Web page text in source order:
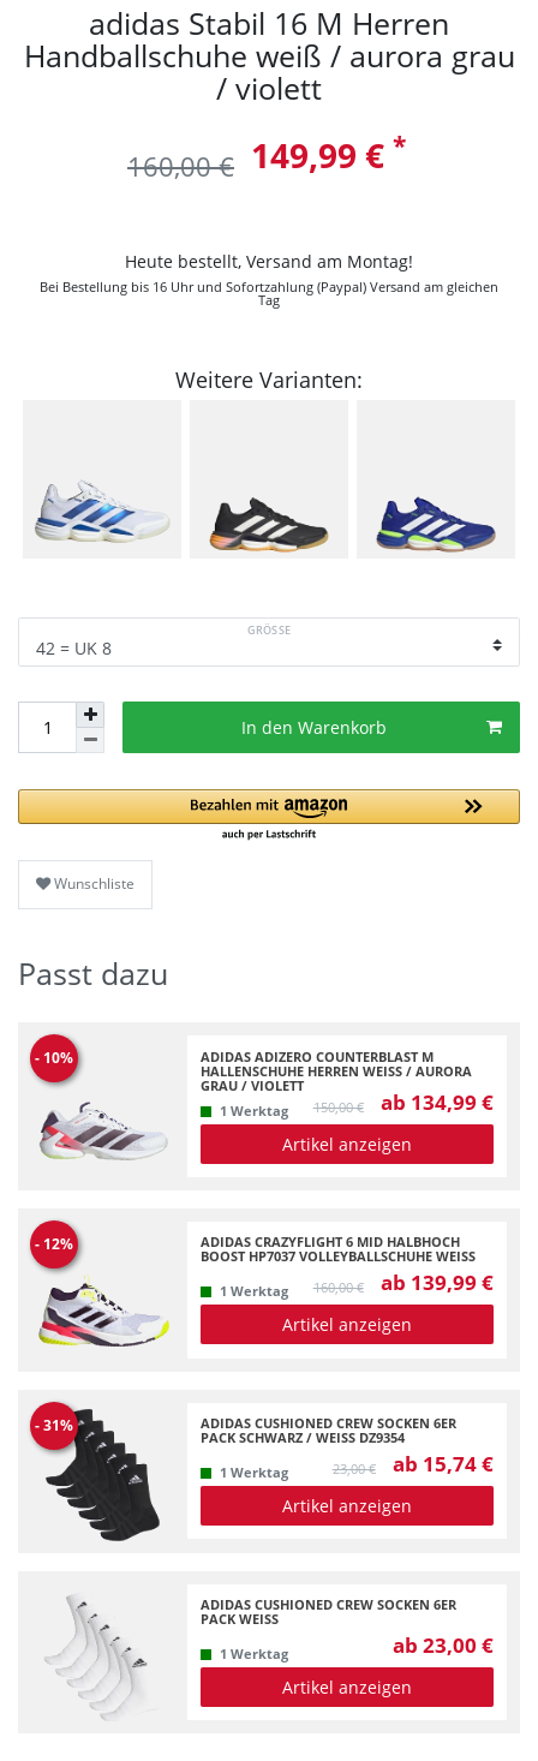
adidas Stabil 16 M Herren
Handballschuhe weiß / aurora grau
/ violett
160,00 € 149,99 € *
Heute bestellt, Versand am Montag!
Bei Bestellung bis 16 Uhr und Sofortzahlung (Paypal) Versand am gleichen
Tag
Weitere Varianten:
GRÖSSE
In den Warenkorb
Wunschliste
Passt dazu
- 10%
ADIDAS ADIZERO COUNTERBLAST M
HALLENSCHUHE HERREN WEISS / AURORA G
RAU / VIOLETT
1 Werktag 150,00 € ab 134,99 €
Artikel anzeigen
- 12%
ADIDAS CRAZYFLIGHT 6 MID HALBHOCH
BOOST HP7037 VOLLEYBALLSCHUHE WEISS
1 Werktag 160,00 € ab 139,99 €
Artikel anzeigen
-31%
ADIDAS CUSHIONED CREW SOCKEN 6ER
PACK SCHWARZ / WEISS DZ9354
1 Werktag 23,00 € ab 15,74 €
Artikel anzeigen
ADIDAS CUSHIONED CREW SOCKEN 6ER
PACK WEISS
1 Werktag ab 23,00 €
Artikel anzeigen